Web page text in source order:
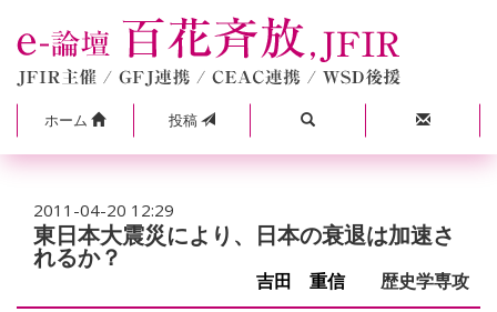
ホーム 投稿
2011-04-20 12:29
東日本大震災により、日本の衰退は加速さ
れるか？
吉田 重信 歴史学専攻